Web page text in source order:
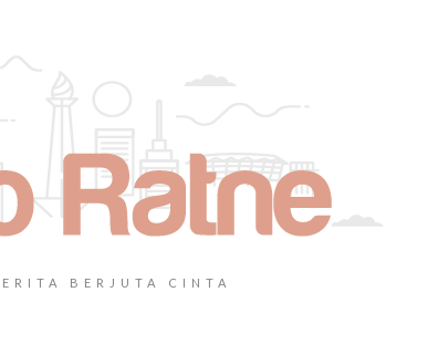
BERJUTA CINTA